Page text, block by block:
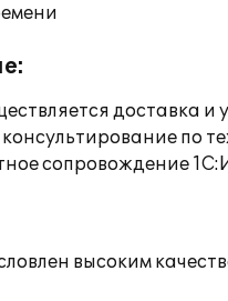
доставка и
по
сопровождение
высоким